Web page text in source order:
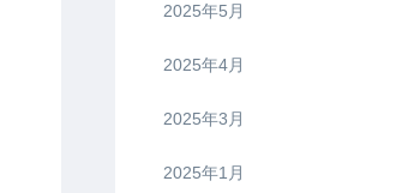
2025年5月
2025年4月
2025年3月
2025年1月